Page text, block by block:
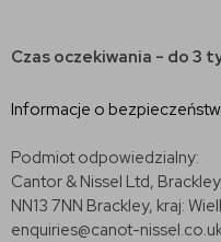
Czas oczekiwania - do 3
Informacje o
Podmiot odpowiedzialny:
Cantor & Nissel Ltd,
NN13 7NN Brackley, kraj:
enquiries@canot-